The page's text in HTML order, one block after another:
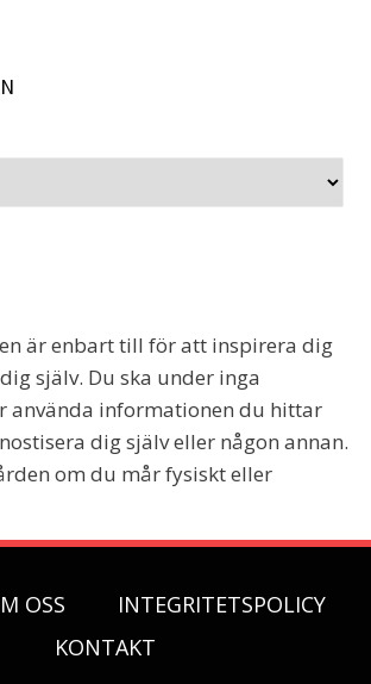
är enbart till för att inspirera dig
själv. Du ska under inga
använda informationen du hittar
dig själv eller någon annan.
om du mår fysiskt eller
OSS
INTEGRITETSPOLICY
KONTAKT